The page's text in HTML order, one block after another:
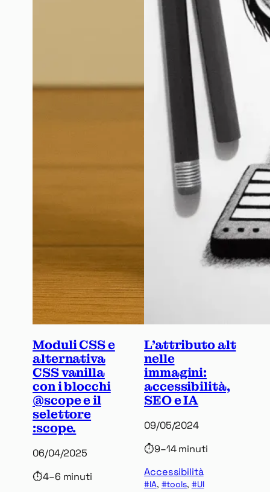
Moduli CSS e
alternativa
CSS vanilla
con i blocchi
@scope e il
selettore
:scope.
06/04/2025
⏱4–6 minuti
L’attributo alt
nelle
immagini:
accessibilità,
SEO e IA
09/05/2024
⏱9–14 minuti
Accessibilità
IA, tools, UI